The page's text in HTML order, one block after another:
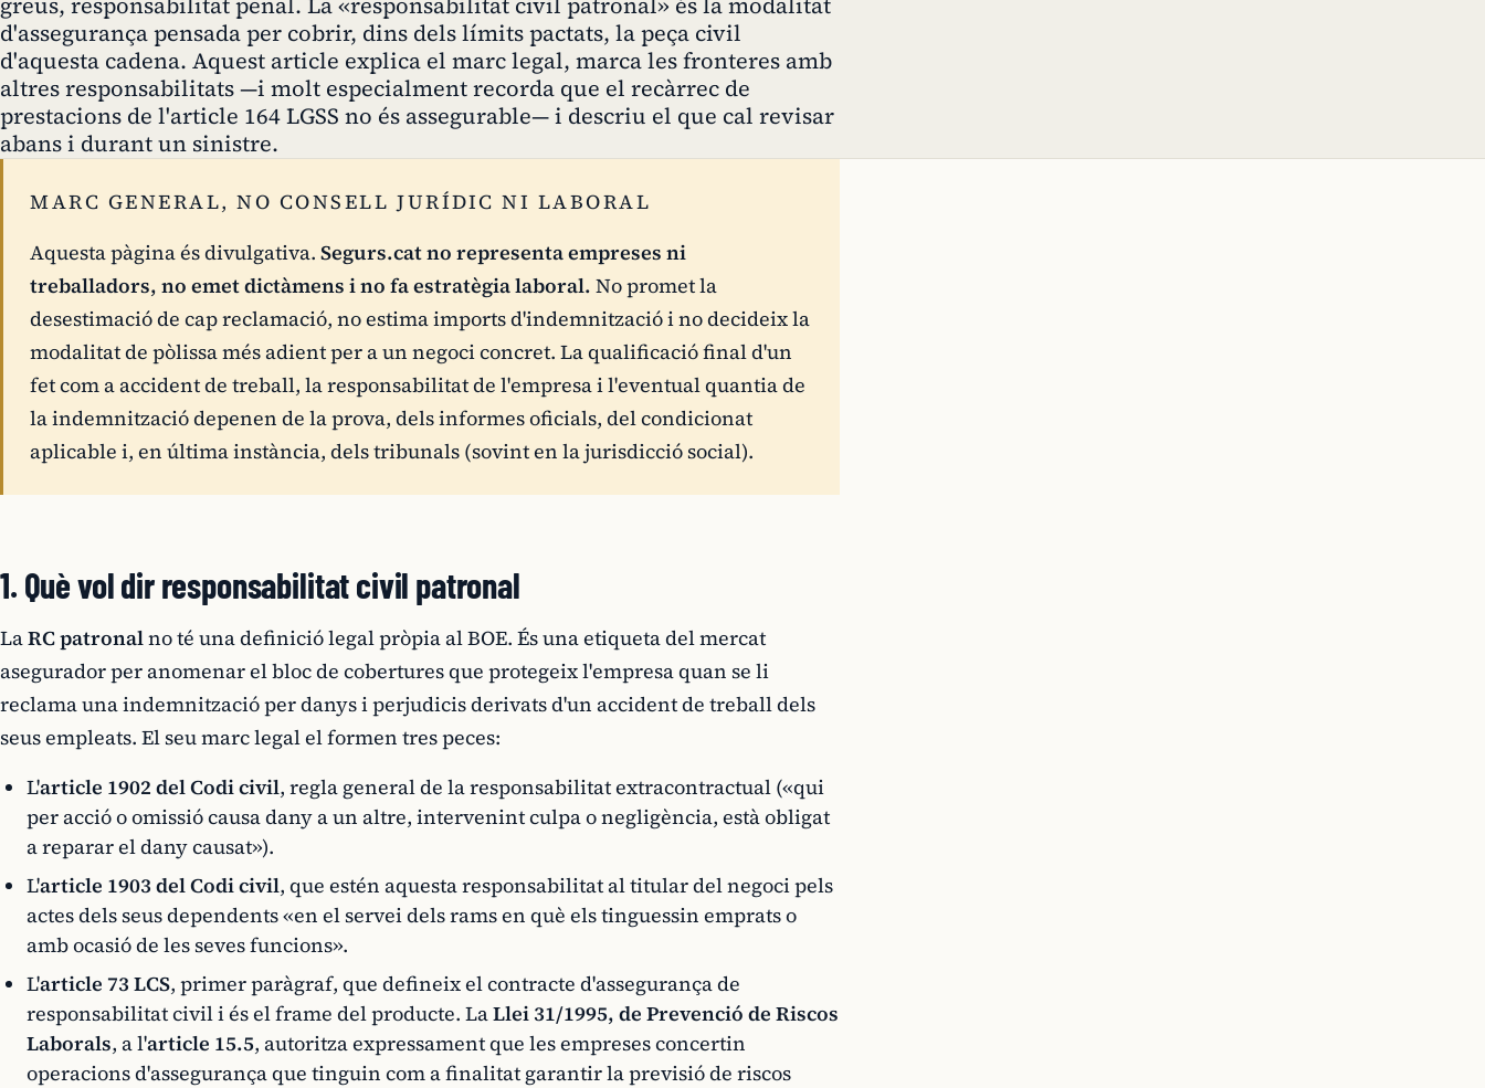
d'assegurança pensada per cobrir, dins dels límits pactats, la peça civil
d'aquesta cadena. Aquest article explica el marc legal, marca les fronteres amb
altres responsabilitats —i molt especialment recorda que el recàrrec de
prestacions de l'article 164 LGSS no és assegurable— i descriu el que cal revisar
abans i durant un sinistre.
MARC GENERAL, NO CONSELL JURÍDIC NI LABORAL
Aquesta pàgina és divulgativa. Segurs.cat no representa empreses ni
treballadors, no emet dictàmens i no fa estratègia laboral. No promet la
desestimació de cap reclamació, no estima imports d'indemnització i no decideix la
modalitat de pòlissa més adient per a un negoci concret. La qualificació final d'un
fet com a accident de treball, la responsabilitat de l'empresa i l'eventual quantia de
la indemnització depenen de la prova, dels informes oficials, del condicionat
aplicable i, en última instància, dels tribunals (sovint en la jurisdicció social).
1. Què vol dir responsabilitat civil patronal
LaRC patronalno té una definició legal pròpia al BOE. És una etiqueta del mercat
asegurador per anomenar el bloc de cobertures que protegeix l'empresa quan se li
reclama una indemnització per danys i perjudicis derivats d'un accident de treball dels
seus empleats. El seu marc legal el formen tres peces:
L'article 1902 del Codi civil, regla general de la responsabilitat extracontractual («qui
per acció o omissió causa dany a un altre, intervenint culpa o negligència, està obligat
a reparar el dany causat»).
L'article 1903 del Codi civil, que estén aquesta responsabilitat al titular del negoci pels
actes dels seus dependents «en el servei dels rams en què els tinguessin emprats o
amb ocasió de les seves funcions».
L'article 73 LCS, primer paràgraf, que defineix el contracte d'assegurança de
responsabilitat civil i és el frame del producte. LaLlei 31/1995, de Prevenció de Riscos
Laborals, a l'article 15.5, autoritza expressament que les empreses concertin
operacions d'assegurança que tinguin com a finalitat garantir la previsió de riscos